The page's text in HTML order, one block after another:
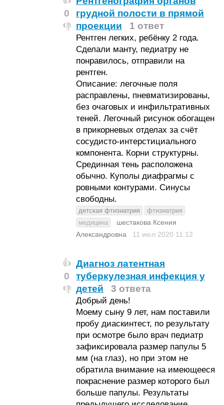
0
👎
грудной полости в прямой
проекции
1 ответ
Рентген легких, ребёнку 2 года.
Сделали манту, педиатру не
понравилось, отправили на
рентген.
Описание: легочные поля
расправлены, пневматизированы,
без очаговых и инфильтративных
теней. Легочный рисунок обогащен
в прикорневых отделах за счёт
сосудисто-интерстициального
компонента. Корни структурны.
Срединная тень расположена
обычно. Куполы диафрагмы с
ровными контурами. Синусы
свободны.
детская фтизиатрия
фтизиатрия
медицина
шестакова Ксения
Александровна
11 июл 2020 11:12
👍
0
👎
Диагноз латентная
туберкулезная инфекция у
детей
3 ответа
Добрый день!
Моему сыну 9 лет, нам поставили
пробу диаскинтест, по результату
при осмотре было врач педиатр
зафиксировала размер папулы 5
мм (на глаз), но при этом не
обратила внимание на имеющееся
покраснение размер которого был
больше папулы. Результаты